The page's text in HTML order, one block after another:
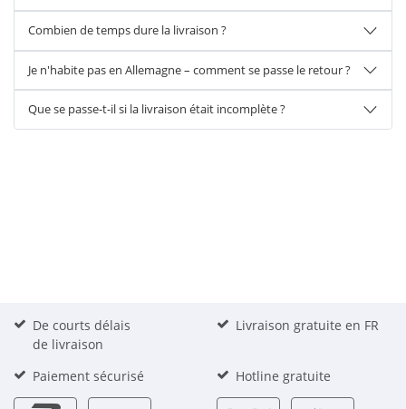
Combien de temps dure la livraison ?
Je n'habite pas en Allemagne – comment se passe le retour ?
Que se passe-t-il si la livraison était incomplète ?
De courts délais
de livraison
Livraison gratuite en FR
Paiement sécurisé Hotline gratuite